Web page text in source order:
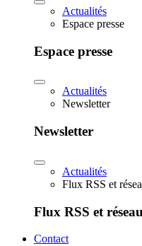
Actualités
Espace presse
Espace presse
Actualités
Newsletter
Newsletter
Actualités
Flux RSS et
Flux RSS et
Contact